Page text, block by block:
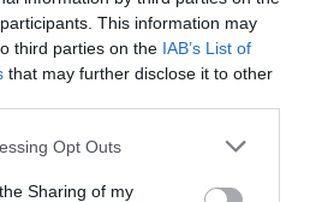
This information may
third parties on the IAB’s List of
that may further disclose it to other
app uses one or more Google
usage behaviour. You may click to
Opt Outs
Sharing of my
estreia hoje no Discovery